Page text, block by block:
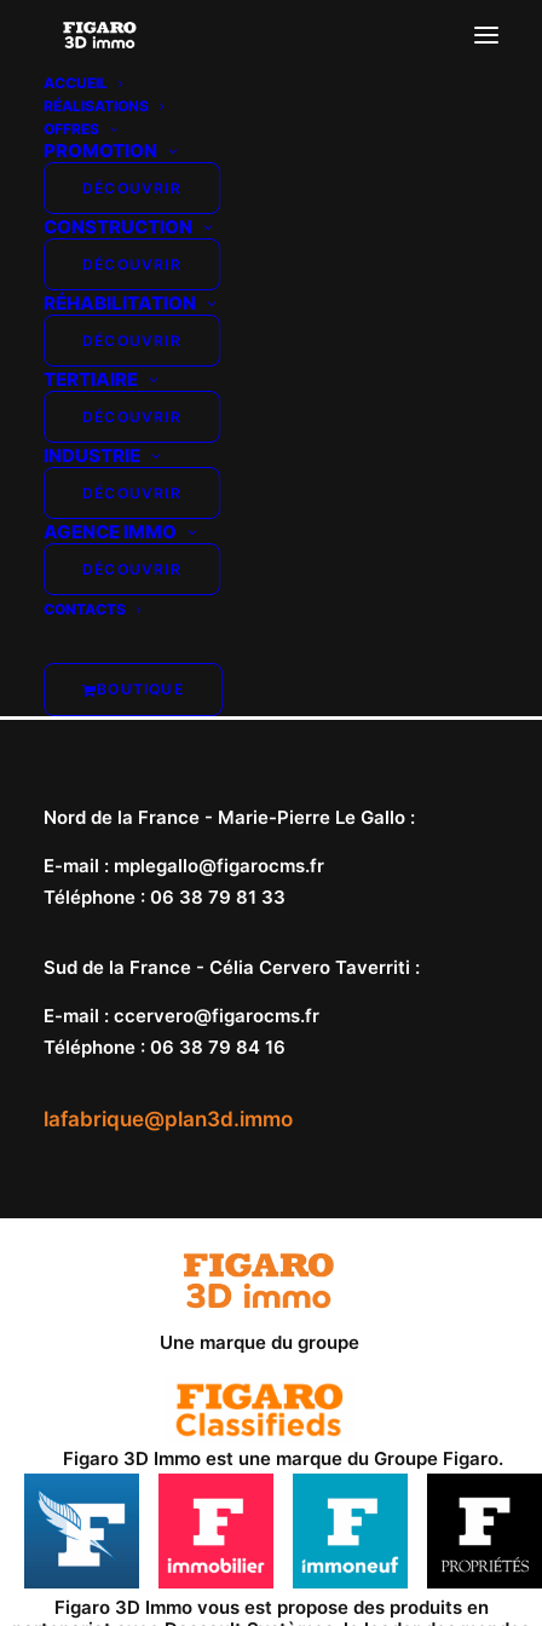
ACCUEIL
RÉALISATIONS
OFFRES
PROMOTION
DÉCOUVRIR
CONSTRUCTION
DÉCOUVRIR
RÉHABILITATION
DÉCOUVRIR
TERTIAIRE
DÉCOUVRIR
INDUSTRIE
DÉCOUVRIR
AGENCE IMMO
DÉCOUVRIR
CONTACTS
BOUTIQUE
HORIZON PROMOTION - CHATEAUFORT - MAQUETTE
Horizon Promotion – Chateaufort
lafabrique@plan3d.immo
Nord de la France - Marie-Pierre Le Gallo :
E-mail : mplegallo@figarocms.fr
Téléphone : 06 38 79 81 33
Sud de la France - Célia Cervero Taverriti :
E-mail : ccervero@figarocms.fr
Téléphone : 06 38 79 84 16
Une marque du groupe
Figaro 3D Immo est une marque du Groupe Figaro.
Figaro 3D Immo vous est propose des produits en